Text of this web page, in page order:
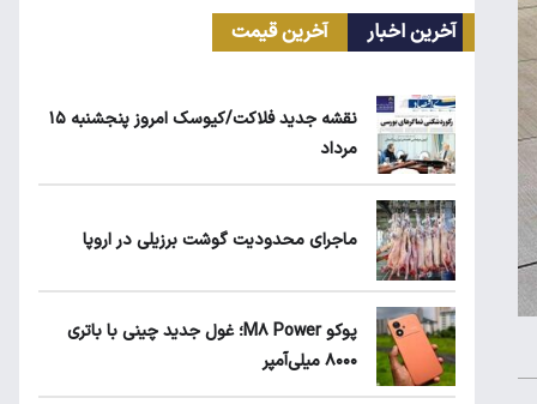
تا پاییز
عدالت چیست؟
۲
زمانبندی‌ شارژ کالابرگ الکترونیکی تغییر کرد
آخرین اخبار آخرین قیمت
نقشه جدید فلاکت/کیوسک امروز پنجشنبه ۱۵
مرداد
ماجرای محدودیت گوشت برزیلی در اروپا
پوکو M۸ Power؛ غول جدید چینی با باتری
۸۰۰۰ میلی‌آمپر